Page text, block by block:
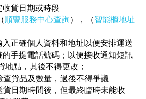
貨日期或時段
順豐服務中心查詢），（智能櫃地址
正確個人資料和地址以便安排運送
手提電話號碼；以便接收通知短訊
點，其後不得更改；
貨品及數量，過後不得爭議
日期時間後，但最終臨時未能收